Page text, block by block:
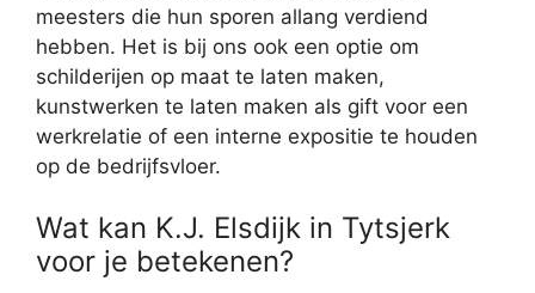
meesters die hun sporen allang verdiend
hebben. Het is bij ons ook een optie om
schilderijen op maat te laten maken,
kunstwerken te laten maken als gift voor een
werkrelatie of een interne expositie te houden
op de bedrijfsvloer.
Wat kan K.J. Elsdijk in Tytsjerk
voor je betekenen?